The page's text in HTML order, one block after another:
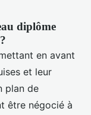
diplôme
en avant
et leur
plan de
être négocié à